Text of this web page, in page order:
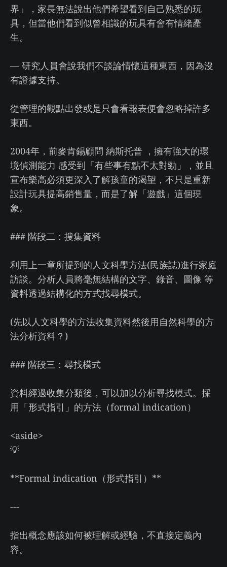
界」，家長無法說出他們希望看到自己熟悉的玩
具，但當他們看到似曾相識的玩具有會有情緒產
生。
— 研究人員會說我們不談論情懷這種東西，因為沒
有證據支持。
從管理的觀點出發或是只會看報表便會忽略掉許多
東西。
2004年，前麥肯錫顧問 納斯托普 ，擁有強大的環
境偵測能力 感受到「有些事有點不太對勁」，並且
宣布樂高必須更深入了解孩童的渴望，不只是重新
設計玩具提高銷售量，而是了解「遊戲」這個現
象。
### 階段二：搜集資料
利用上一章所提到的人文科學方法(民族誌)進行家庭
訪談。分析人員將毫無結構的文字、錄音、圖像 等
資料透過結構化的方式找尋模式。
(先以人文科學的方法收集資料然後用自然科學的方
法分析資料？)
### 階段三：尋找模式
資料經過收集分類後，可以加以分析尋找模式。採
用「形式指引」的方法（formal indication）
<aside>
💡
**Formal indication（形式指引）**
---
指出概念應該如何被理解或經驗，不直接定義內
容。